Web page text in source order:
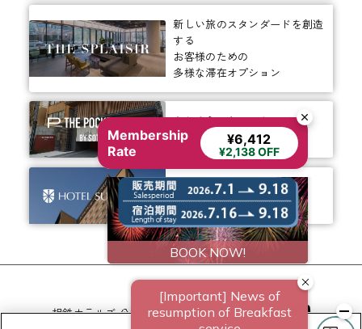
新しい旅のスタンダードを創造
する
お客様のための
多様な滞在オプション
ありそうでなかった、
ちょっと新しいカタチ。
ビジネスからレジャーまで、
幅広く選ばれるホテルへ。
相鉄ホテルズ 公式SNS